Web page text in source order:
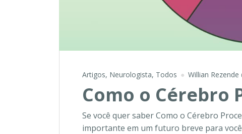
Artigos, Neurologista, Todos Willian
Como o Cérebro
Se você quer saber Como o Cérebro
importante em um futuro breve para